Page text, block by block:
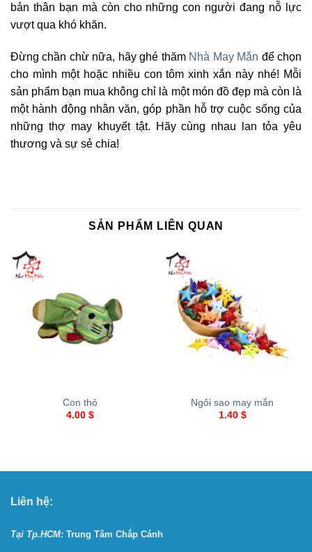
bản thân bạn mà còn cho những con người đang nỗ lực
vượt qua khó khăn.
Đừng chần chừ nữa, hãy ghé thăm Nhà May Mắn để chọn
cho mình một hoặc nhiều con tôm xinh xắn này nhé! Mỗi
sản phẩm bạn mua không chỉ là một món đồ đẹp mà còn là
một hành động nhân văn, góp phần hỗ trợ cuộc sống của
những thợ may khuyết tật. Hãy cùng nhau lan tỏa yêu
thương và sự sẻ chia!
SẢN PHẨM LIÊN QUAN
Con thỏ
4.00 $
Ngôi sao may mắn
1.40 $
Liên hệ:
Tại Tp.HCM: Trung Tâm Chắp Cánh